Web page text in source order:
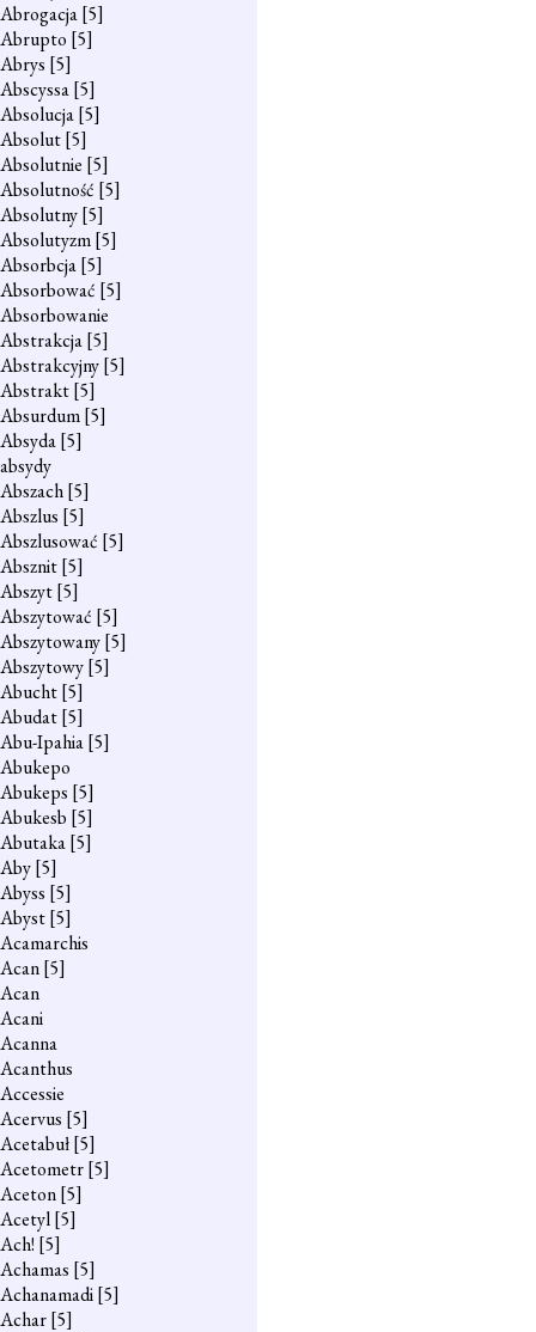
Abrogacja[5]
Abrupto [5]
Abrys [5]
Abscyssa[5]
Absolucja[5]
Absolut[5]
Absolutnie [5]
Absolutność [5]
Absolutny[5]
Absolutyzm[5]
Absorbcja[5]
Absorbować [5]
Absorbowanie
Abstrakcja[5]
Abstrakcyjny[5]
Abstrakt[5]
Absurdum[5]
Absyda[5]
absydy
Abszach[5]
Abszlus [5]
Abszlusować [5]
Absznit[5]
Abszyt[5]
Abszytować [5]
Abszytowany[5]
Abszytowy[5]
Abucht[5]
Abudat[5]
Abu-Ipahia[5]
Abukepo
Abukeps [5]
Abukesb [5]
Abutaka[5]
Aby[5]
Abyss [5]
Abyst[5]
Acamarchis
Acan[5]
Acan
Acani
Acanna
Acanthus
Accessie
Acervus [5]
Acetabuł[5]
Acetometr[5]
Aceton[5]
Acetyl[5]
Ach! [5]
Achamas [5]
Achanamadi[5]
Achar[5]